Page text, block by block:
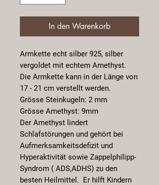
In den Warenkorb
Armkette echt silber 925, silber
vergoldet mit echtem Amethyst.
Die Armkette kann in der Länge von
17 - 21 cm verstellt werden.
Grösse Steinkugeln: 2 mm
Grösse Amethyst: 9mm
Der Amethyst lindert
Schlafstörungen und gehört bei
Aufmerksamkeitsdefizit und
Hyperaktivität sowie Zappelphilipp-
Syndrom ( ADS,ADHS) zu den
besten Heilmittel. Er hilft Kindern